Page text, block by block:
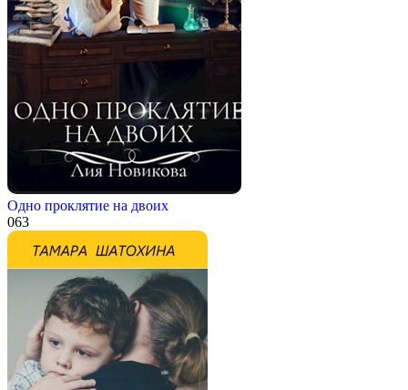
Одно проклятие на двоих
063